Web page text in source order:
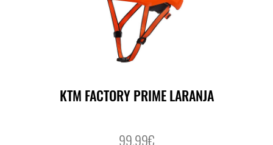
KTM FACTORY PRIME LARANJA
99.99€